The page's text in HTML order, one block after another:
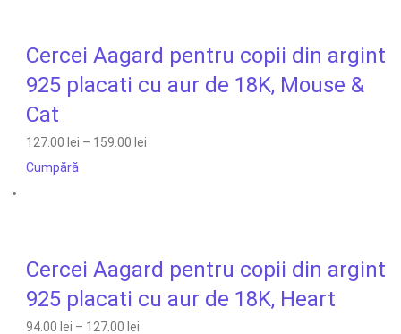
Cercei Aagard pentru copii din argint
925 placati cu aur de 18K, Mouse &
Cat
127.00 lei – 159.00 lei
Cumpără
Cercei Aagard pentru copii din argint
925 placati cu aur de 18K, Heart
94.00 lei – 127.00 lei